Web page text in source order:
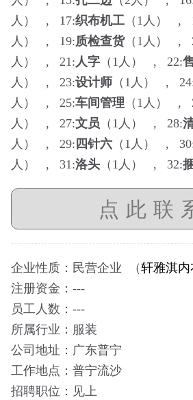
人） , 17:织布机工 （1人） ,
人） , 19:质检查货（1人） ,
人） , 21:人字 （1人） , 22:
人） , 23:设计师 （1人） ,
人） , 25:车间管理 （1人） ,
人） , 27:文员 （1人） , 28:
人） , 29: 四针六 （1人） ,
人） , 31:洛头 （1人） , 32:
点此联
企业性质：民营企业 （轩雅淇内
注册资金：---
员工人数：---
所属行业：服装
公司地址：广东普宁
工作地点：普宁流沙
招聘职位：见上